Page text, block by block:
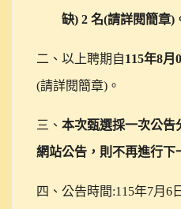
缺) 2 名(請詳閱簡章)
二、以上聘期自115年8月
(請詳閱簡章)。
三、 本次甄選採一次公告
網站公告，則不再進行下
四、公告時間:115年7月6